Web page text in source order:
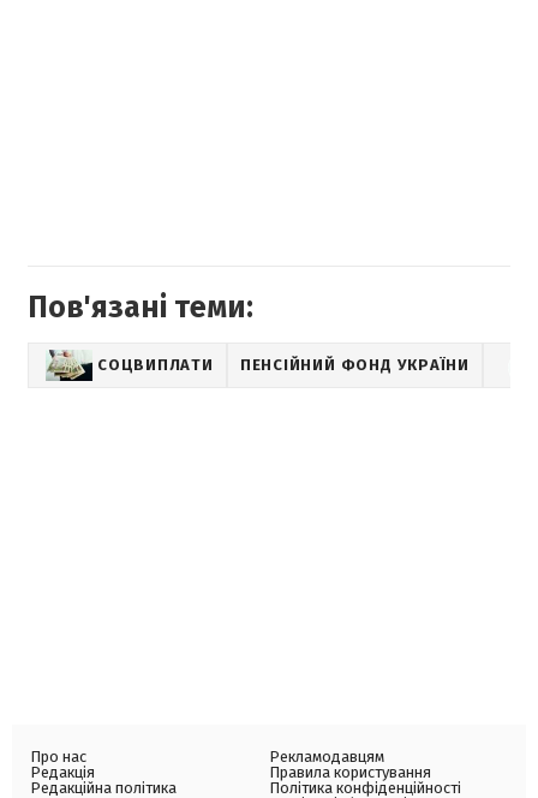
Пов'язані теми:
СОЦВИПЛАТИ ПЕНСІЙНИЙ ФОНД УКРАЇНИ
Про нас
Редакція
Редакційна політика
Рекламодавцям
Правила користування
Політика конфіденційності